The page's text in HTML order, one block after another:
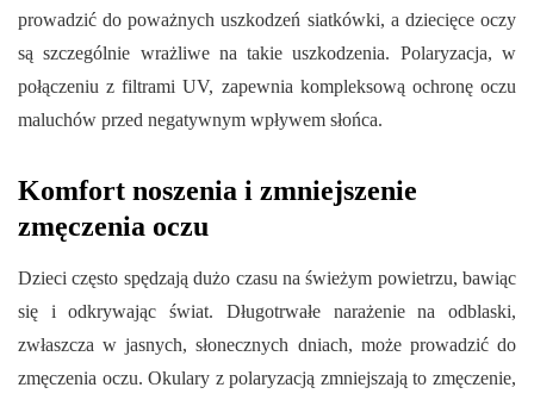
prowadzić do poważnych uszkodzeń siatkówki, a dziecięce oczy
są szczególnie wrażliwe na takie uszkodzenia. Polaryzacja, w
połączeniu z filtrami UV, zapewnia kompleksową ochronę oczu
maluchów przed negatywnym wpływem słońca.
Komfort noszenia i zmniejszenie
zmęczenia oczu
Dzieci często spędzają dużo czasu na świeżym powietrzu, bawiąc
się i odkrywając świat. Długotrwałe narażenie na odblaski,
zwłaszcza w jasnych, słonecznych dniach, może prowadzić do
zmęczenia oczu. Okulary z polaryzacją zmniejszają to zmęczenie,